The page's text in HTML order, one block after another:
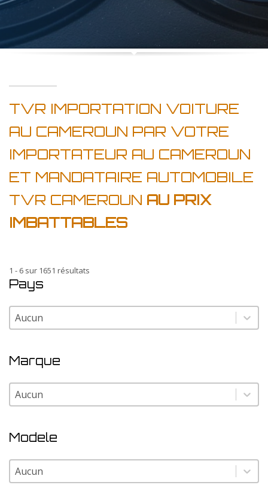
TVR IMPORTATION VOITURE
AU CAMEROUN PAR VOTRE
IMPORTATEUR AU CAMEROUN
ET MANDATAIRE AUTOMOBILE
TVR CAMEROUN AU PRIX
IMBATTABLES
1 - 6 sur 1651 résultats
Pays
Pays
Pays
Marque
Marque
Marque
Modele
Modele
Modele